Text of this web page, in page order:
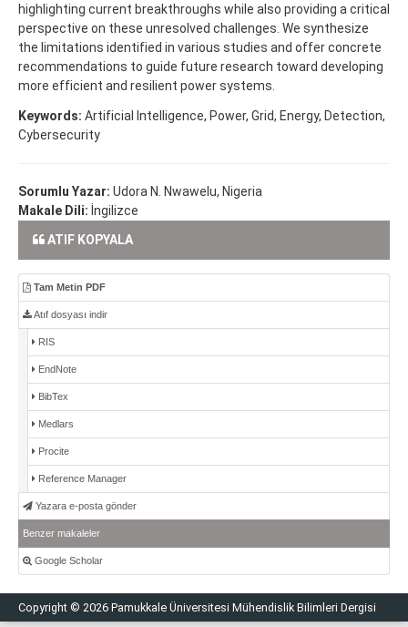
highlighting current breakthroughs while also providing a critical
perspective on these unresolved challenges. We synthesize
the limitations identified in various studies and offer concrete
recommendations to guide future research toward developing
more efficient and resilient power systems.
Keywords: Artificial Intelligence, Power, Grid, Energy, Detection,
Cybersecurity
Sorumlu Yazar: Udora N. Nwawelu, Nigeria
Makale Dili: İngilizce
ATIF KOPYALA
Tam Metin PDF
Atıf dosyası indir
RIS
EndNote
BibTex
Medlars
Procite
Reference Manager
Yazara e-posta gönder
Benzer makaleler
Google Scholar
Copyright © 2026 Pamukkale Üniversitesi Mühendislik Bilimleri Dergisi